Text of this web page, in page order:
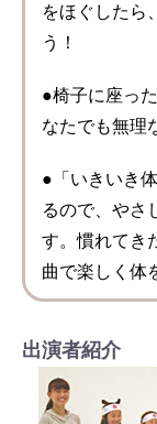
をほぐしたら
う！
●椅子に座っ
なたでも無理
●「いきいき
るので、やさ
す。慣れてき
曲で楽しく体
出演者紹介